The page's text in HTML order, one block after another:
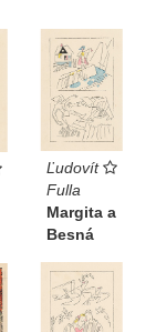
Ľudovít
Fulla
Margita a
Besná